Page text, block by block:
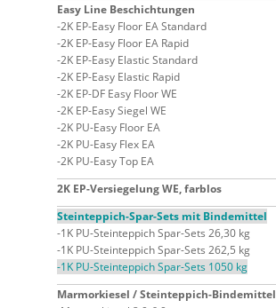
Easy Line Beschichtungen
2K EP-Easy Floor EA Standard
2K EP-Easy Floor EA Rapid
2K EP-Easy Elastic Standard
2K EP-Easy Elastic Rapid
2K EP-DF Easy Floor WE
2K EP-Easy Siegel WE
2K PU-Easy Floor EA
2K PU-Easy Flex EA
2K PU-Easy Top EA
2K EP-Versiegelung WE, farblos
Steinteppich-Spar-Sets mit Bindemittel
1K PU-Steinteppich Spar-Sets 26,30 kg
1K PU-Steinteppich Spar-Sets 262,5 kg
1K PU-Steinteppich Spar-Sets 1050 kg
Marmorkiesel / Steinteppich-Bindemittel